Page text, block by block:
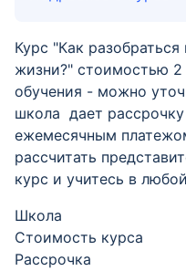
Курс "Как
жизни?" стоимостью
обучения - можно
школа дает рассрочку
ежемесячным
рассчитать
курс и учитесь в
Школа
Стоимость курса
Рассрочка